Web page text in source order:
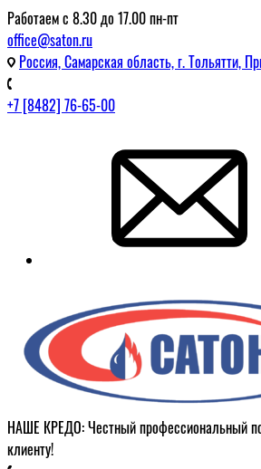
Работаем с 8.30 до 17.00 пн-пт
office@saton.ru
Россия, Самарская область, г. Тольятти,
+7 [8482] 76-65-00
НАШЕ КРЕДО: Честный профессиональный
клиенту!